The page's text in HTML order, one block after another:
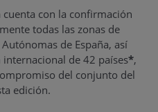
con la confirmación
todas las zonas de
de España, así
de 42 países*,
del conjunto del
edición.